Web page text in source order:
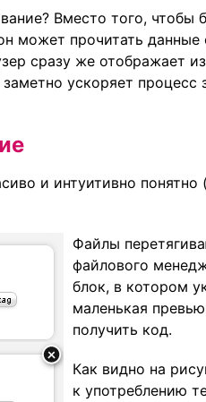
Вместо того, чтобы
может прочитать
сразу же отображает
ускоряет
и интуитивно
Файлы
файлового
блок, в котором
маленькая
получить код.
Как видно на
к употреблению